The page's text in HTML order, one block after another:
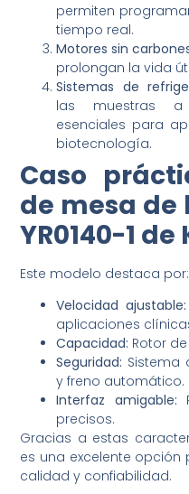
permiten
tiempo real.
Motores sin
prolongan la vida
Sistemas de
las muestras a
esenciales para
biotecnología.
Caso
de mesa
YR0140-1
Este modelo destaca por:
Velocidad ajustable:
aplicaciones
Capacidad: Rotor de
Seguridad: Sistema
y freno automático.
Interfaz amigable:
precisos.
Gracias a estas
es una excelente
calidad y confiabilidad.